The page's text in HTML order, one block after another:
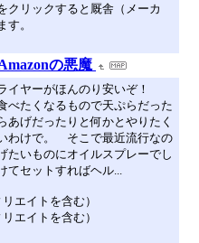
リックすると厩舎（メーカ
す。
の悪魔
イヤーがほんのり安いぞ！
べたくなるもので天ぷらだった
あげだったりと何かとやりたく
わけで。 そこで最近流行なの
たいものにオイルスプレーでし
セットすればヘル...
エイトを含む）
エイトを含む）